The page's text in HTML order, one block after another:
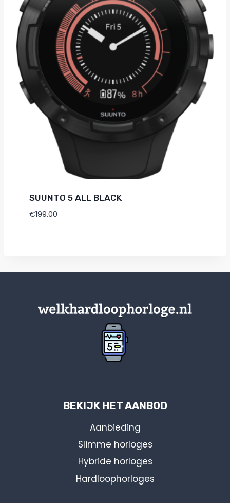
SUUNTO 5 ALL BLACK
€199.00
BEKIJK HET AANBOD
Aanbieding
Slimme horloges
Hybride horloges
Hardloophorloges